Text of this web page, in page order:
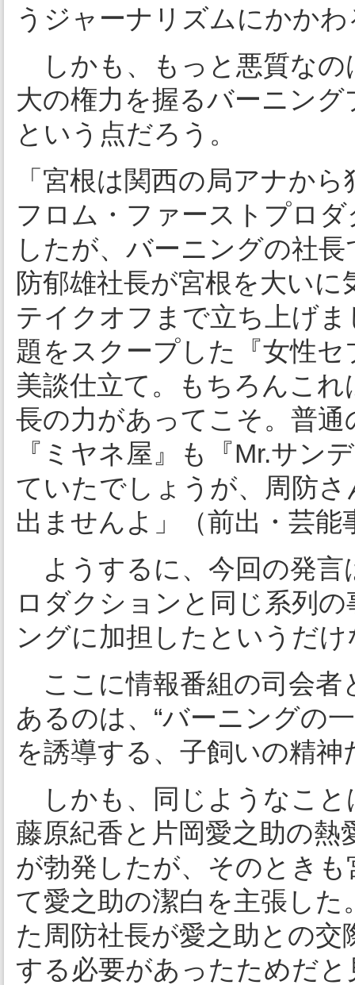
うジャーナリズムにかか
しかも、もっと悪質なの
大の権力を握るバーニン
という点だろう。
「宮根は関西の局アナか
フロム・ファーストプロ
したが、バーニングの社
防郁雄社長が宮根を大い
テイクオフまで立ち上げ
題をスクープした『女性
美談仕立て。もちろんこ
長の力があってこそ。普
『ミヤネ屋』も『Mr.サン
ていたでしょうが、周防
出ませんよ」（前出・芸能
ようするに、今回の発言
ロダクションと同じ系列
ングに加担したというだ
ここに情報番組の司会者
あるのは、“バーニングの
を誘導する、子飼いの精神
しかも、同じようなこと
藤原紀香と片岡愛之助の熱
が勃発したが、そのとき
て愛之助の潔白を主張し
た周防社長が愛之助との
する必要があったためだ